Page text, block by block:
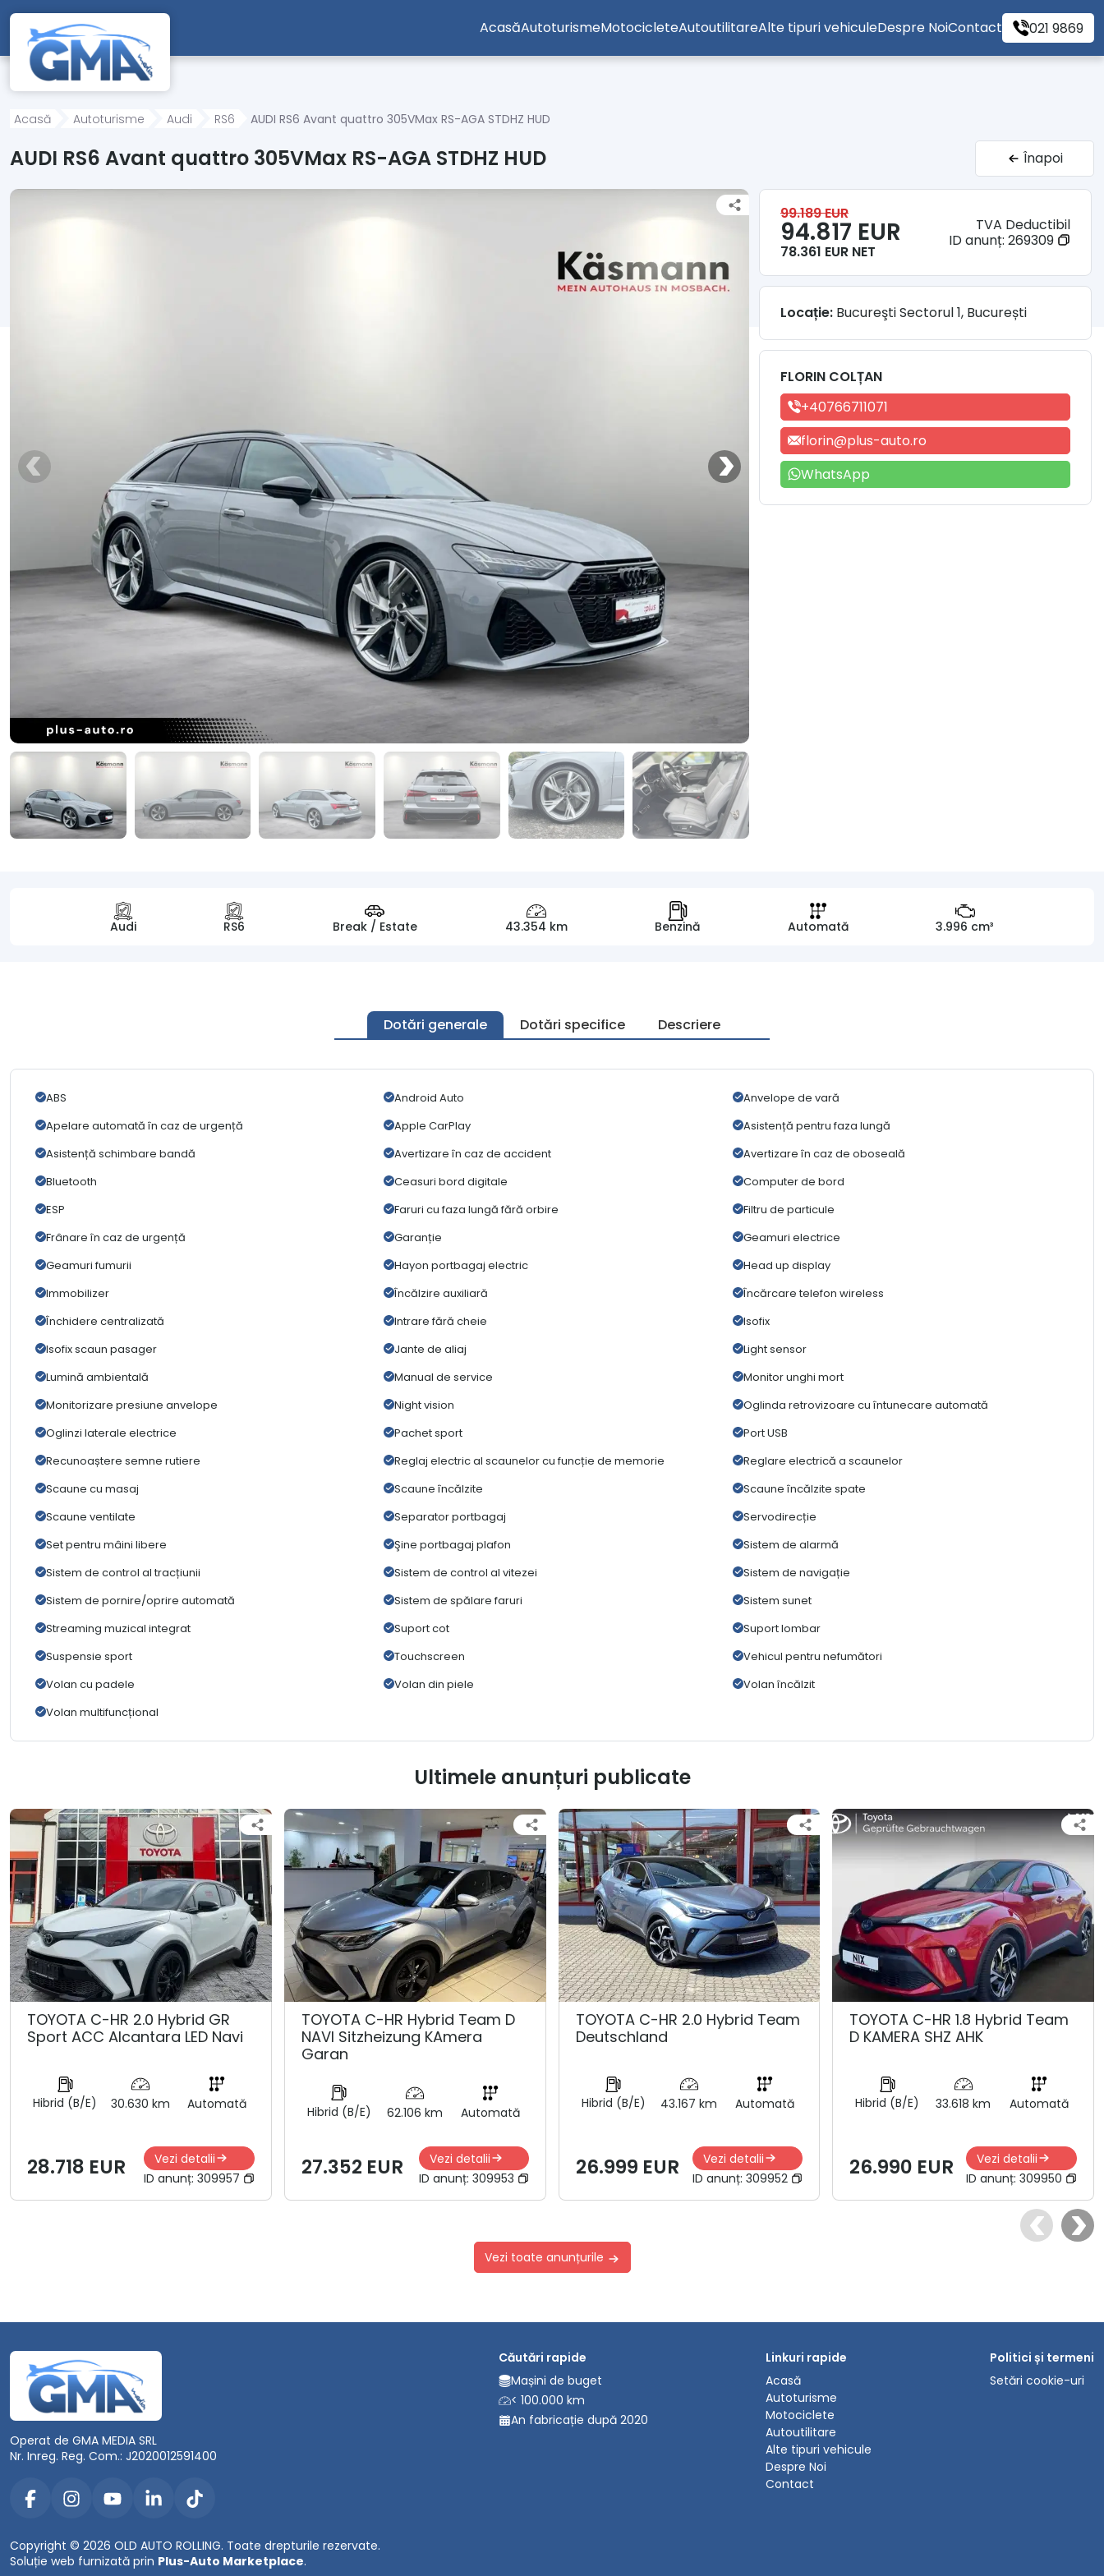
Mergi direct la conținutul principal
AcasăAutoturismeMotocicleteAutoutilitareAlte tipuri vehiculeDespre NoiContact 021 9869
Acasă Autoturisme Audi RS6 AUDI RS6 Avant quattro 305VMax RS-AGA STDHZ HUD
AUDI RS6 Avant quattro 305VMax RS-AGA STDHZ HUD Înapoi
Audi RS6 Break / Estate 43.354 km Benzină Automată 3.996 cm³
Dotări generale Dotări specifice Descriere
ABS Android Auto
Anvelope de vară
Apelare automată în caz de urgență
Apple CarPlay
Asistență pentru faza lungă
Asistență schimbare bandă
Avertizare în caz de accident
Avertizare în caz de oboseală
Bluetooth
Ceasuri bord digitale
Computer de bord
ESP
Faruri cu faza lungă fără orbire
Filtru de particule
Frânare în caz de urgență
Garanție
Geamuri electrice
Geamuri fumurii
Hayon portbagaj electric
Head up display
Immobilizer
Încălzire auxiliară
Încărcare telefon wireless
Închidere centralizată
Intrare fără cheie
Isofix
Isofix scaun pasager
Jante de aliaj
Light sensor
Lumină ambientală
Manual de service
Monitor unghi mort
Monitorizare presiune anvelope
Night vision
Oglinda retrovizoare cu întunecare automată
Oglinzi laterale electrice
Pachet sport
Port USB
Recunoaștere semne rutiere
Reglaj electric al scaunelor cu funcție de memorie
Reglare electrică a scaunelor
Scaune cu masaj
Scaune încălzite
Scaune încălzite spate
Scaune ventilate
Separator portbagaj
Servodirecție
Set pentru mâini libere
Şine portbagaj plafon
Sistem de alarmă
Sistem de control al tracțiunii
Sistem de control al vitezei
Sistem de navigație
Sistem de pornire/oprire automată
Sistem de spălare faruri
Sistem sunet
Streaming muzical integrat
Suport cot
Suport lombar
Suspensie sport
Touchscreen
Vehicul pentru nefumători
Volan cu padele
Volan din piele
Volan încălzit
Volan multifuncțional
99.189 EUR
94.817 EUR
78.361 EUR NET
TVA Deductibil
ID anunț: 269309
Locație: Bucureşti Sectorul 1, București
FLORIN COLȚAN
+40766711071
florin@plus-auto.ro
WhatsApp
Ultimele anunțuri publicate
TOYOTA C-HR 2.0 Hybrid GR
Sport ACC Alcantara LED Navi
Hibrid (B/E) 30.630 km Automată
28.718 EUR
Vezi detalii
ID anunț: 309957
TOYOTA C-HR Hybrid Team D
NAVI Sitzheizung KAmera
Garan
Hibrid (B/E) 62.106 km Automată
27.352 EUR
Vezi detalii
ID anunț: 309953
TOYOTA C-HR 2.0 Hybrid Team
Deutschland
Hibrid (B/E) 43.167 km Automată
26.999 EUR
Vezi detalii
ID anunț:309952
TOYOTA C-HR 1.8 Hybrid Team
D KAMERA SHZ AHK
Hibrid (B/E) 33.618 km Automată
26.990 EUR
Vezi detalii
ID anunț: 309950
Vezi toate anunțurile
Operat de GMA MEDIA SRL
Nr. Inreg. Reg. Com.: J2020012591400
Copyright © 2026 OLD AUTO ROLLING. Toate drepturile rezervate.
Soluție web furnizată prin Plus-Auto Marketplace.
Căutări rapide
Mașini de buget
< 100.000 km
An fabricație după 2020
Linkuri rapide
Acasă
Autoturisme
Motociclete
Autoutilitare
Alte tipuri vehicule
Despre Noi
Contact
Politici și termeni
Setări cookie-uri